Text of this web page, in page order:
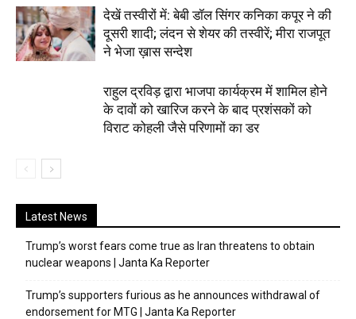
देखें तस्वीरों में: बेबी डॉल सिंगर कनिका कपूर ने की
दूसरी शादी; लंदन से शेयर की तस्वीरें; मीरा राजपूत
ने भेजा ख़ास सन्देश
राहुल द्रविड़ द्वारा भाजपा कार्यक्रम में शामिल होने
के दावों को खारिज करने के बाद प्रशंसकों को
विराट कोहली जैसे परिणामों का डर
Latest News
Trump’s worst fears come true as Iran threatens to obtain
nuclear weapons | Janta Ka Reporter
Trump’s supporters furious as he announces withdrawal of
endorsement for MTG | Janta Ka Reporter